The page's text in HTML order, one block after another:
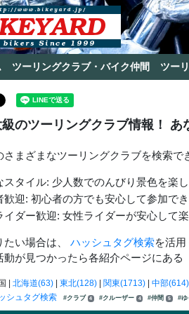
ツーリングクラブ・バイク仲間 ツー
級のツーリングクラブ情報！
さまざまなツーリングクラブを検索で
スタイル: 少人数でのんびり景色を楽
歓迎: 初心者の方でも安心して参加で
イダー歓迎: 女性ライダーが安心して
たい場合は、 ハッシュタグ検索を活用
動が見つかったら各紹介ページにあ
| 北海道(63)| 東北(128)| 関東(1713)| 中部(614)
シュタグ検索 #クラブ 4 #クルーザー 4 #仲間 5 #